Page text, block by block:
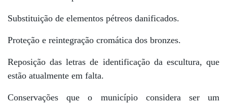
Substituição de elementos pétreos danificados.
Proteção e reintegração cromática dos bronzes.
Reposição das letras de identificação da escultura, que
estão atualmente em falta.
Conservações que o município considera ser um